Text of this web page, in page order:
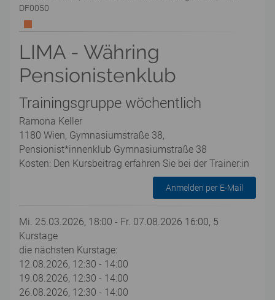
DF0050
LIMA - Währing
Pensionistenklub
Trainingsgruppe wöchentlich
Ramona Keller
1180 Wien, Gymnasiumstraße 38,
Pensionist*innenklub Gymnasiumstraße 38
Kosten: Den Kursbeitrag erfahren Sie bei der Trainer:in
Anmelden per E-Mail
Mi. 25.03.2026, 18:00 - Fr. 07.08.2026 16:00, 5
Kurstage
die nächsten Kurstage:
12.08.2026, 12:30 - 14:00
19.08.2026, 12:30 - 14:00
26.08.2026, 12:30 - 14:00